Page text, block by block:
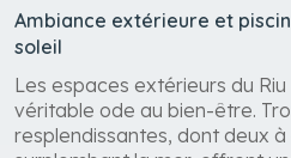
Ambiance extérieure et
soleil
Les espaces extérieurs du
véritable ode au bien-être.
resplendissantes, dont deux